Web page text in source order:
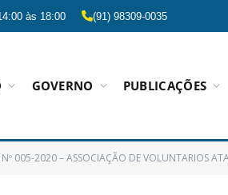
às 18:00 (91) 98309-0035
GOVERNO PUBLICAÇÕES
Nº 005-2020 – ASSOCIAÇÃO DE VOLUNTARIOS